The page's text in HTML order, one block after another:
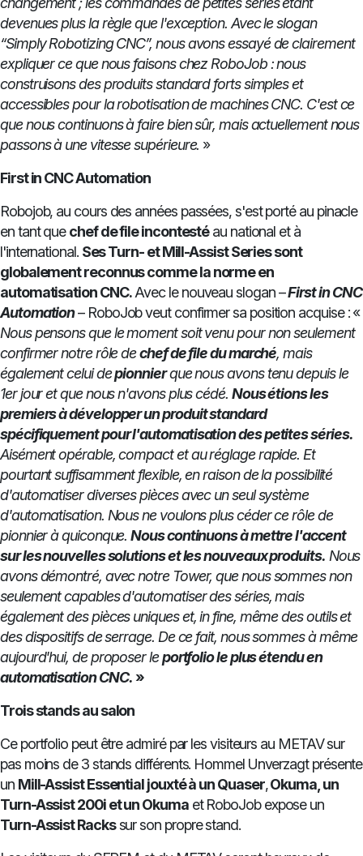
devenues plus la règle que l'exception. Avec le slogan
“Simply Robotizing CNC”, nous avons essayé de clairement
expliquer ce que nous faisons chez RoboJob :nous
construisons des produits standard forts simples et
accessibles pour la robotisation de machines CNC. C'est ce
que nous continuons à faire bien sûr, mais actuellement nous
passons à une vitesse supérieure. »
First in CNC Automation
Robojob, au cours des années passées, s'est porté au pinacle
en tant quechef de file incontestéau national et à
l'international. Ses Turn- et Mill-Assist Series sont
globalement reconnus comme la norme en
automatisation CNC.Avec le nouveau slogan –First in CNC
Automation– RoboJob veut confirmer sa position acquise : «
Nous pensons que le moment soit venu pour non seulement
confirmer notre rôle dechef de file du marché, mais
également celui depionnierque nous avons tenu depuis le
1er jour et que nous n'avons plus cédé. Nous étions les
premiers à développer un produit standard
spécifiquement pour l'automatisation des petites séries.
Aisément opérable, compact et au réglage rapide. Et
pourtant suffisamment flexible, en raison de la possibilité
d'automatiser diverses pièces avec un seul système
d'automatisation. Nous ne voulons plus céder ce rôle de
pionnier à quiconque. Nous continuons à mettre l'accent
sur les nouvelles solutions et les nouveaux produits. Nous
avons démontré, avec notre Tower, que nous sommes non
seulement capables d'automatiser des séries, mais
également des pièces uniques et, in fine, même des outils et
des dispositifs de serrage. De ce fait, nous sommes à même
aujourd'hui, de proposer leportfolio le plus étendu en
automatisation CNC. »
Trois stands au salon
Ce portfolio peut être admiré par les visiteurs au METAV sur
pas moins de 3 stands différents. Hommel Unverzagt présente
un Mill-Assist Essential jouxté à un Quaser,Okuma, un
Turn-Assist 200i et un Okumaet RoboJob expose un
Turn-Assist Rackssur son propre stand.